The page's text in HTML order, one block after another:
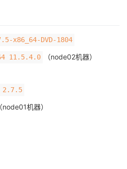
x86_64-DVD-1804
11.5.4.0
（node02机器）
2.7.5
node01机器）